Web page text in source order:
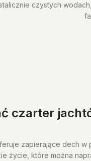
czystych
czarter
zapierające dech w
życie, które można